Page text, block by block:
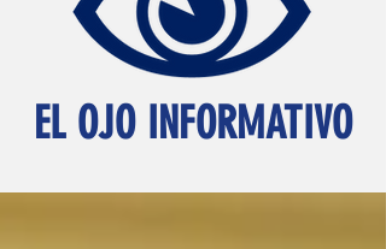
EL OJO INFORMATIVO